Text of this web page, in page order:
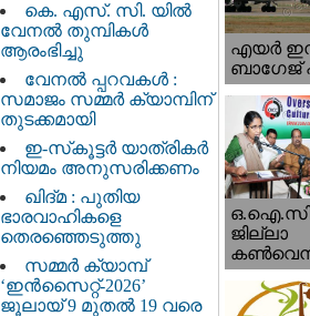
കെ. എസ്. സി. യിൽ
വേനൽ തുമ്പികൾ
ആരംഭിച്ചു
വേനൽ പ്പറവകൾ :
സമാജം സമ്മർ ക്യാമ്പിന്
തുടക്കമായി
ഇ-സ്‌കൂട്ടർ യാത്രികർ
നിയമം അനുസരിക്കണം
ഖിദ്മ : പുതിയ
ഭാരവാഹികളെ
തെരഞ്ഞെടുത്തു
സമ്മർ ക്യാമ്പ്
‘ഇൻസൈറ്റ്-2026’
ജൂലായ് 9 മുതൽ 19 വരെ
എയര്‍
ബാഗേജ്
ജില്ലാ